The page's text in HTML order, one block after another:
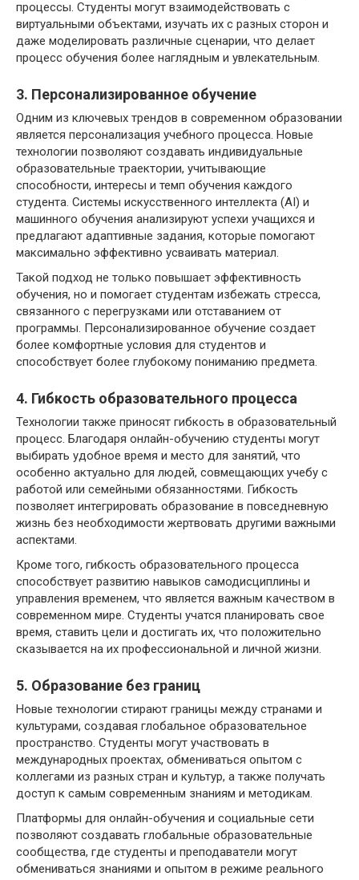
процессы. Студенты могут взаимодействовать с
виртуальными объектами, изучать их с разных сторон и
даже моделировать различные сценарии, что делает
процесс обучения более наглядным и увлекательным.
3. Персонализированное обучение
Одним из ключевых трендов в современном образовании
является персонализация учебного процесса. Новые
технологии позволяют создавать индивидуальные
образовательные траектории, учитывающие
способности, интересы и темп обучения каждого
студента. Системы искусственного интеллекта (AI) и
машинного обучения анализируют успехи учащихся и
предлагают адаптивные задания, которые помогают
максимально эффективно усваивать материал.
Такой подход не только повышает эффективность
обучения, но и помогает студентам избежать стресса,
связанного с перегрузками или отставанием от
программы. Персонализированное обучение создает
более комфортные условия для студентов и
способствует более глубокому пониманию предмета.
4. Гибкость образовательного процесса
Технологии также приносят гибкость в образовательный
процесс. Благодаря онлайн-обучению студенты могут
выбирать удобное время и место для занятий, что
особенно актуально для людей, совмещающих учебу с
работой или семейными обязанностями. Гибкость
позволяет интегрировать образование в повседневную
жизнь без необходимости жертвовать другими важными
аспектами.
Кроме того, гибкость образовательного процесса
способствует развитию навыков самодисциплины и
управления временем, что является важным качеством в
современном мире. Студенты учатся планировать свое
время, ставить цели и достигать их, что положительно
сказывается на их профессиональной и личной жизни.
5. Образование без границ
Новые технологии стирают границы между странами и
культурами, создавая глобальное образовательное
пространство. Студенты могут участвовать в
международных проектах, обмениваться опытом с
коллегами из разных стран и культур, а также получать
доступ к самым современным знаниям и методикам.
Платформы для онлайн-обучения и социальные сети
позволяют создавать глобальные образовательные
сообщества, где студенты и преподаватели могут
обмениваться знаниями и опытом в режиме реального